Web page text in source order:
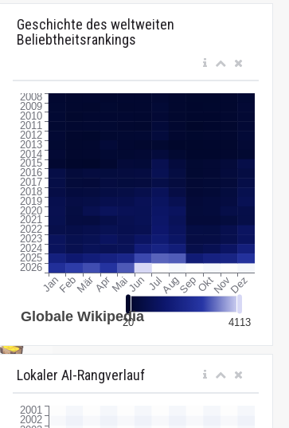
Wert
Geschichte des weltweiten
Beliebtheitsrankings
Lokaler AI-Rangverlauf